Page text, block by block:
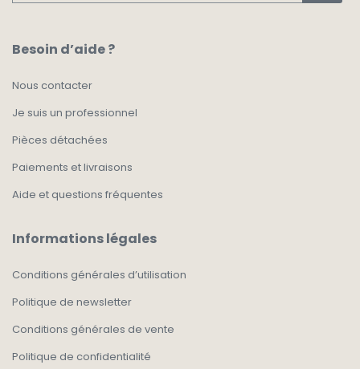
Besoin d’aide ?
Nous contacter
Je suis un professionnel
Pièces détachées
Paiements et livraisons
Aide et questions fréquentes
Informations légales
Conditions générales d’utilisation
Politique de newsletter
Conditions générales de vente
Politique de confidentialité